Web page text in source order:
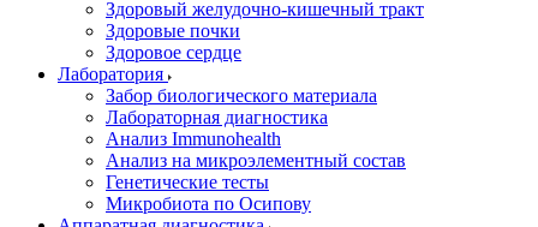
Здоровый желудочно-кишечный тракт
Здоровые почки
Здоровое сердце
Лаборатория
Забор биологического материала
Лабораторная диагностика
Анализ Immunohealth
Анализ на микроэлементный состав
Генетические тесты
Микробиота по Осипову